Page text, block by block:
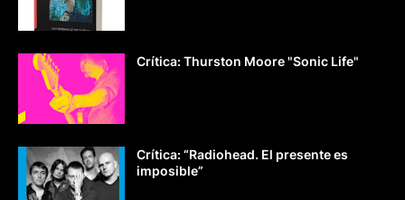
Crítica: Thurston Moore "Sonic Life"
Crítica: “Radiohead. El presente es
imposible”